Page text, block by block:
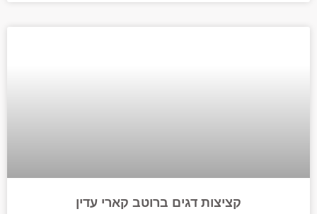
קציצות דגים ברוטב קארי עדין